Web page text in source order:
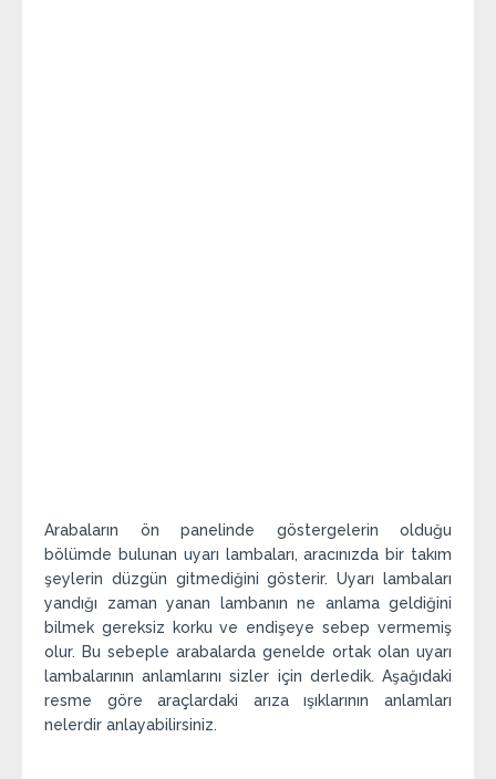
Arabaların ön panelinde göstergelerin olduğu
bölümde bulunan uyarı lambaları, aracınızda bir takım
şeylerin düzgün gitmediğini gösterir. Uyarı lambaları
yandığı zaman yanan lambanın ne anlama geldiğini
bilmek gereksiz korku ve endişeye sebep vermemiş
olur. Bu sebeple arabalarda genelde ortak olan uyarı
lambalarının anlamlarını sizler için derledik. Aşağıdaki
resme göre araçlardaki arıza ışıklarının anlamları
nelerdir anlayabilirsiniz.